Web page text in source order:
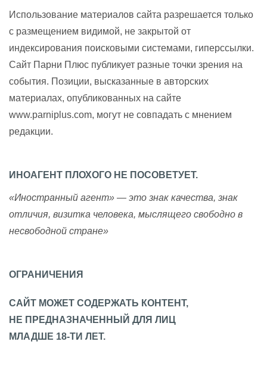
Использование материалов сайта разрешается только
с размещением видимой, не закрытой от
индексирования поисковыми системами, гиперссылки.
Сайт Парни Плюс публикует разные точки зрения на
события. Позиции, высказанные в авторских
материалах, опубликованных на сайте
www.parniplus.com, могут не совпадать с мнением
редакции.
ИНОАГЕНТ ПЛОХОГО НЕ ПОСОВЕТУЕТ.
«Иностранный агент» — это знак качества, знак
отличия, визитка человека, мыслящего свободно в
несвободной стране»
ОГРАНИЧЕНИЯ
САЙТ МОЖЕТ СОДЕРЖАТЬ КОНТЕНТ,
НЕ ПРЕДНАЗНАЧЕННЫЙ ДЛЯ ЛИЦ
МЛАДШЕ 18-ТИ ЛЕТ.